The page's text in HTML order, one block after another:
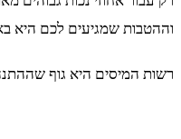
וההטבות שמגיעים לכם היא
רשות המיסים היא גוף